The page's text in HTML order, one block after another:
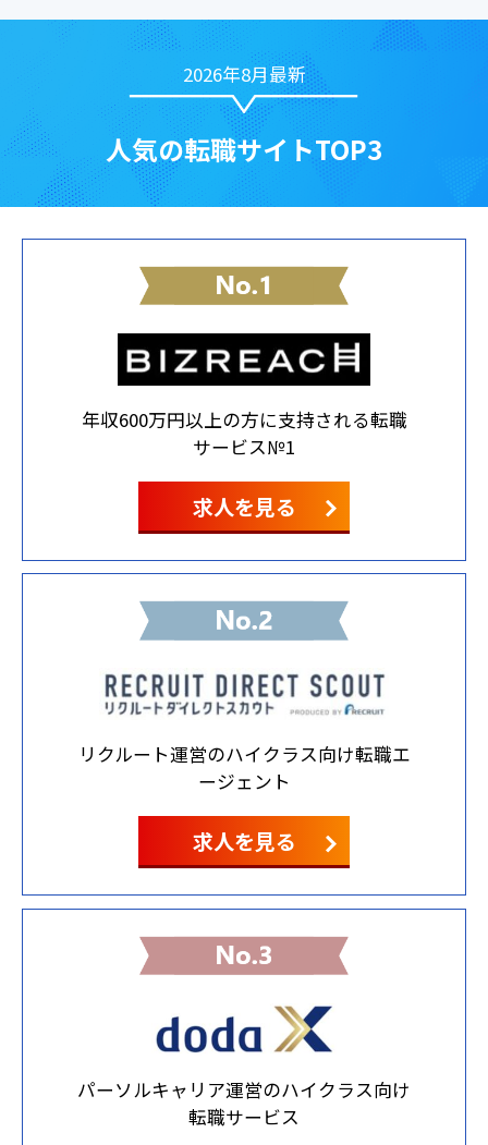
2026年8月最新
人気の転職サイトTOP3
年収600万円以上の方に支持される転職
サービス№1
求人を見る
リクルート運営のハイクラス向け転職エ
ージェント
求人を見る
パーソルキャリア運営のハイクラス向け
転職サービス